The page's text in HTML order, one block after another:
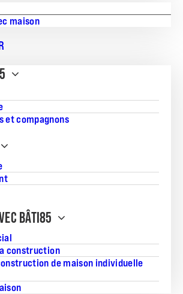
maison
et compagnons
BÂTI85
construction
de maison individuelle
du terrain